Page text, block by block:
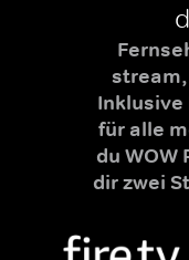
Inklusive
für alle
du WOW
dir zwei